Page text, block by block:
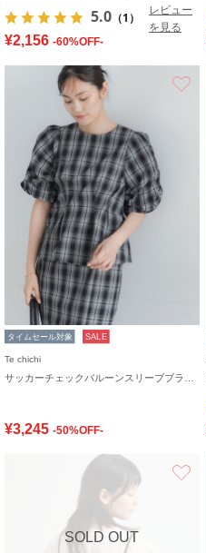
5.0 （1）
レビュー
を見る
¥2,156 -60%OFF-
タイムセール対象 SALE
Te chichi
¥3,245 -50%OFF-
SOLD OUT